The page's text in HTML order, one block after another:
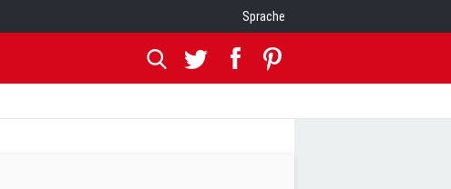
Sprache